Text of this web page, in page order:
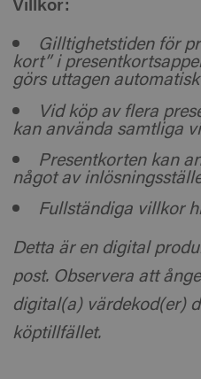
Gilltighetstiden för
kort” i
görs uttagen
Vid köp av flera
kan använda samtliga
Presentkorten kan
något av
Fullständiga villkor
Detta är en digital
post. Observera att
digital(a) värdekod(er)
köptillfället.